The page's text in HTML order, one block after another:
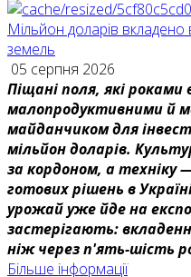
Мільйон доларів вкладено
земель
05 серпня 2026
Піщані поля, які
малопродуктивними й
майданчиком для
мільйон доларів.
за кордоном, а техніку
готових рішень в
урожай уже йде на
застерігають:
ніж через п'ять-шість
Більше інформації